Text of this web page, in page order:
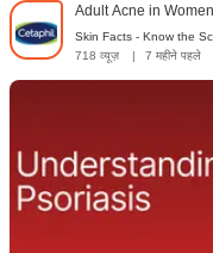
Adult Acne in
Skin Facts - Know the
718 व्यूज़
| 7 महीने पहले